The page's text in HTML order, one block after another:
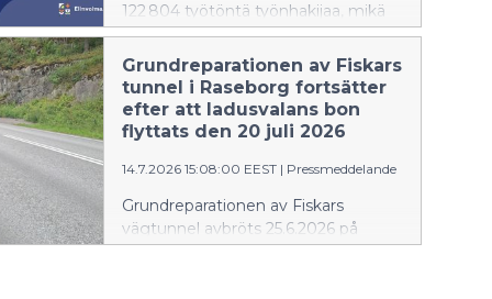
122 804 työtöntä työnhakijaa, mikä
on 6 595 enemmän kuin vuotta
aikaisemmin. Määrä nousi 5,7 %
verrattuna edellisvuoden
kesäkuuhun.
Grundreparationen av Fiskars
tunnel i Raseborg fortsätter
efter att ladusvalans bon
flyttats den 20 juli 2026
14.7.2026 15:08:00 EEST | Pressmeddelande
Grundreparationen av Fiskars
vägtunnel avbröts 25.6.2026 på
grund av en naturobservation som